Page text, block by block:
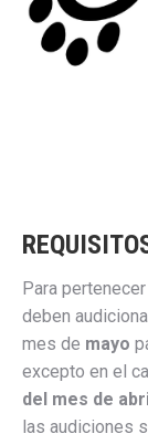
Para
deben
mes de mayo
excepto en el
del mes de
las audiciones